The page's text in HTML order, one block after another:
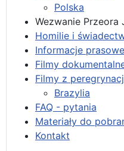
Polska
Wezwanie Przeora
Homilie i
Informacje prasowe
Filmy
Filmy z
Brazylia
FAQ - pytania
Materiały do
Kontakt